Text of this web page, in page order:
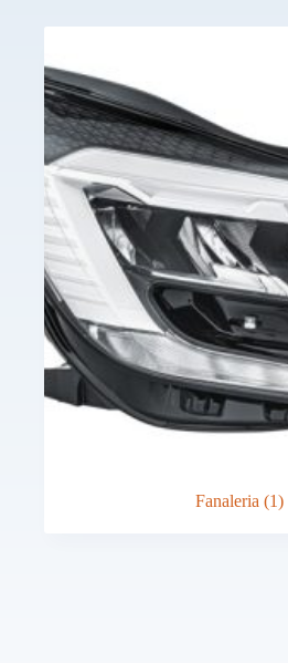
Fanaleria(1)